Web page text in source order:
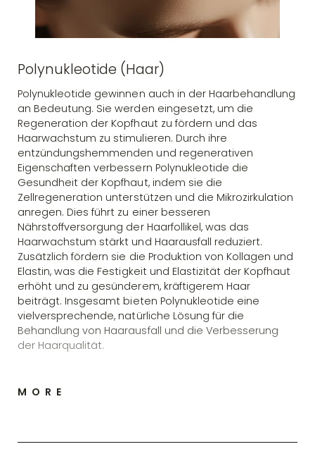
Polynukleotide (Haar)
Polynukleotide gewinnen auch in der Haarbehandlung
an Bedeutung. Sie werden eingesetzt, um die
Regeneration der Kopfhaut zu fördern und das
Haarwachstum zu stimulieren. Durch ihre
entzündungshemmenden und regenerativen
Eigenschaften verbessern Polynukleotide die
Gesundheit der Kopfhaut, indem sie die
Zellregeneration unterstützen und die Mikrozirkulation
anregen. Dies führt zu einer besseren
Nährstoffversorgung der Haarfollikel, was das
Haarwachstum stärkt und Haarausfall reduziert.
Zusätzlich fördern sie die Produktion von Kollagen und
Elastin, was die Festigkeit und Elastizität der Kopfhaut
erhöht und zu gesünderem, kräftigerem Haar
beiträgt. Insgesamt bieten Polynukleotide eine
vielversprechende, natürliche Lösung für die
Behandlung von Haarausfall und die Verbesserung
der Haarqualität.
MORE